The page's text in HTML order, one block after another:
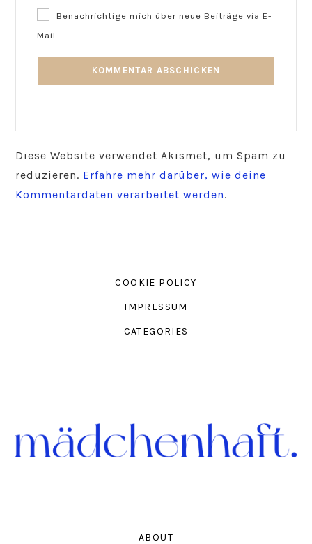
Benachrichtige mich über neue Beiträge via E-
Mail.
Diese Website verwendet Akismet, um Spam zu
reduzieren. Erfahre mehr darüber, wie deine
Kommentardaten verarbeitet werden.
COOKIE POLICY
IMPRESSUM
CATEGORIES
ABOUT